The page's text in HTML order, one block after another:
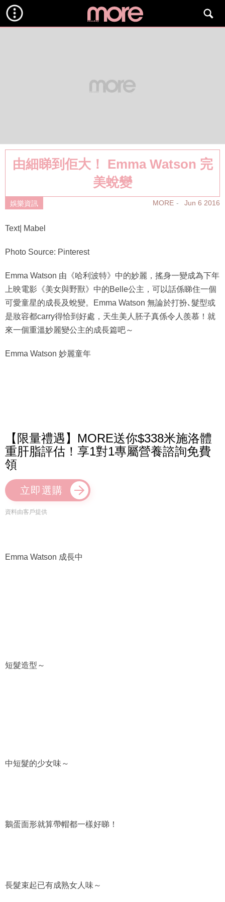
由細睇到佢大！ Emma Watson 完
美蛻變
娛樂資訊 MORE Jun 6 2016
Text| Mabel
Photo Source: Pinterest
Emma Watson 由《哈利波特》中的妙麗，搖身一變成為下年
上映電影《美女與野獸》中的Belle公主，可以話係睇住一個
可愛童星的成長及蛻變。Emma Watson 無論於打扮､髮型或
是妝容都carry得恰到好處，天生美人胚子真係令人羨慕！就
來一個重溫妙麗變公主的成長篇吧～
Emma Watson 妙麗童年
【限量禮遇】MORE送你$338米施洛體
重肝脂評估！享1對1專屬營養諮詢免費
領
立即選購
資料由客戶提供
Emma Watson 成長中
短髮造型～
中短髮的少女味～
鵝蛋面形就算帶帽都一樣好睇！
長髮束起已有成熟女人味～